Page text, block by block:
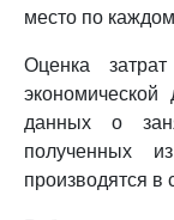
место по
Оценка
экономической
данных о
полученных
производятся в